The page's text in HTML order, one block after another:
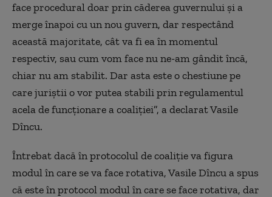
face procedural doar prin căderea guvernului și a
merge înapoi cu un nou guvern, dar respectând
această majoritate, cât va fi ea în momentul
respectiv, sau cum vom face nu ne-am gândit încă,
chiar nu am stabilit. Dar asta este o chestiune pe
care juriștii o vor putea stabili prin regulamentul
acela de funcționare a coaliției”, a declarat Vasile
Dîncu.
Întrebat dacă în protocolul de coaliție va figura
modul în care se va face rotativa, Vasile Dîncu a spus
că este în protocol modul în care se face rotativa, dar